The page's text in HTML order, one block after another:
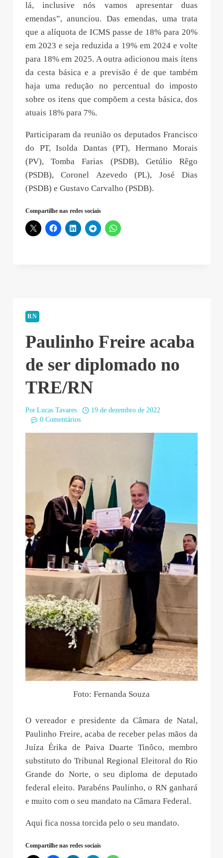
lá, inclusive nós vamos apresentar duas
emendas”, anunciou. Das emendas, uma trata
que a alíquota de ICMS passe de 18% para 20%
em 2023 e seja reduzida a 19% em 2024 e volte
para 18% em 2025. A outra adicionou mais ítens
da cesta básica e a previsão é de que também
haja uma redução no percentual do imposto
sobre os itens que compõem a cesta básica, dos
atuais 18% para 7%.
Participaram da reunião os deputados Francisco
do PT, Isolda Dantas (PT), Hermano Morais
(PV), Tomba Farias (PSDB), Getúlio Rêgo
(PSDB), Coronel Azevedo (PL), José Dias
(PSDB) e Gustavo Carvalho (PSDB).
Compartilhe nas redes sociais
RN
Paulinho Freire acaba
de ser diplomado no
TRE/RN
Por Lucas Tavares
19 de dezembro de 2022
0 Comentários
Foto: Fernanda Souza
O vereador e presidente da Câmara de Natal,
Paulinho Freire, acaba de receber pelas mãos da
Juíza Érika de Paiva Duarte Tinôco, membro
substituto do Tribunal Regional Eleitoral do Rio
Grande do Norte, o seu diploma de deputado
federal eleito. Parabéns Paulinho, o RN ganhará
e muito com o seu mandato na Câmara Federal.
Aqui fica nossa torcida pelo o seu mandato.
Compartilhe nas redes sociais